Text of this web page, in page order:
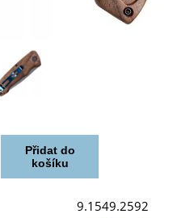
9.1549.2592